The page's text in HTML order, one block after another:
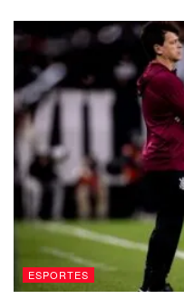
ESPORTES